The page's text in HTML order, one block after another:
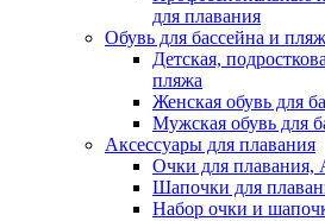
для плавания
Обувь для бассейна и
Детская,
пляжа
Женская обувь для
Мужская обувь для
Аксессуары для плавания
Очки для плавания,
Шапочки для
Набор очки и